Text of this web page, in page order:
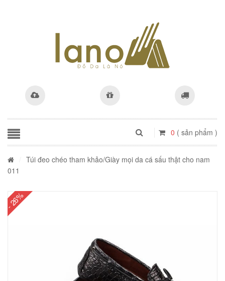
0 ( sản phẩm )
Túi đeo chéo tham khảo/Giày mọi da cá sấu thật cho nam
011
- 26%